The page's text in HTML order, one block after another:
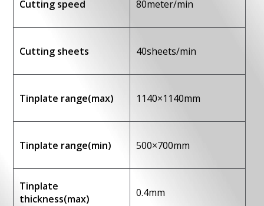
Cutting speed
Cutting sheets
Tinplate range(max)
Tinplate range(min)
Tinplate
thickness(max)
80meter/min
40sheets/min
1140×1140mm
500×700mm
0.4mm